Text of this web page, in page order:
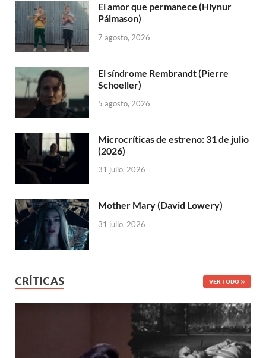
El amor que permanece (Hlynur
Pálmason)
7 agosto, 2026
El síndrome Rembrandt (Pierre
Schoeller)
5 agosto, 2026
Microcríticas de estreno: 31 de julio
(2026)
31 julio, 2026
Mother Mary (David Lowery)
31 julio, 2026
CRÍTICAS VER TODO